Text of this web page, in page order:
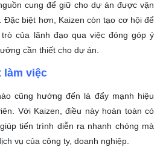
cung để giữ cho dự án được vận
Đặc biệt hơn, Kaizen còn tạo cơ hội để
của lãnh đạo qua việc đóng góp ý
cần thiết cho dự án.
làm việc
cũng hướng đến là đẩy mạnh hiệu
Với Kaizen, điều này hoàn toàn có
tiến trình diễn ra nhanh chóng mà
vụ của công ty, doanh nghiệp.